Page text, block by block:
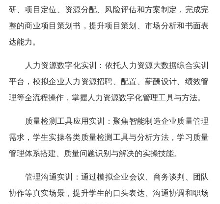
研、项目定位、资源分配、风险评估和方案制定，完成完
整的商业项目策划书，提升项目策划、市场分析和书面表
达能力。
人力资源数字化实训：依托人力资源大数据综合实训
平台，模拟企业人力资源招聘、配置、薪酬设计、绩效管
理等全流程操作，掌握人力资源数字化管理工具与方法。
质量检测工具应用实训：聚焦智能制造企业质量管理
需求，学生实操各类质量检测工具与分析方法，学习质量
管理体系搭建、质量问题识别与解决的实操技能。
管理沟通实训：通过模拟企业会议、商务谈判、团队
协作等真实场景，提升学生的口头表达、沟通协调和职场